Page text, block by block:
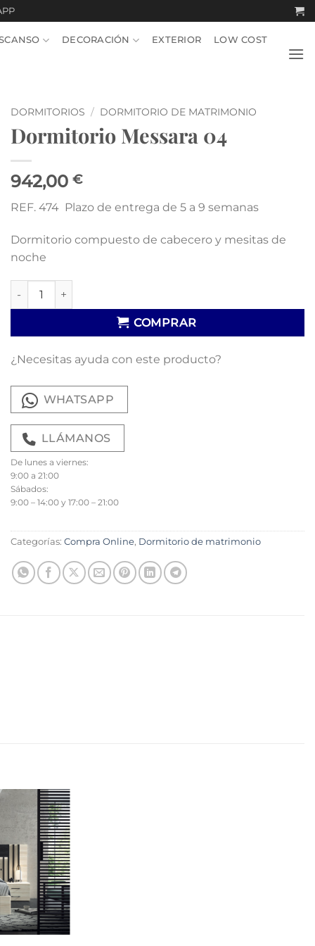
DECORACIÓN EXTERIOR LOW COST
DORMITORIOS / DORMITORIO DE MATRIMONIO
Dormitorio Messara 04
942,00 €
REF. 474 Plazo de entrega de 5 a 9 semanas
Dormitorio compuesto de cabecero y mesitas de
noche
Dormitorio Messara 04 cantidad
COMPRAR
¿Necesitas ayuda con este producto?
WHATSAPP
LLÁMANOS
De lunes a viernes:
9:00 a 21:00
Sábados:
9:00 – 14:00 y 17:00 – 21:00
Categorías: Compra Online, Dormitorio de matrimonio